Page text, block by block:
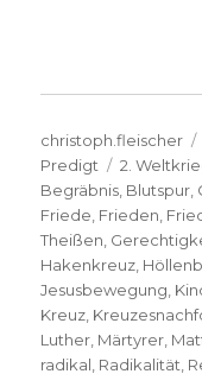
Autor
christoph.fleischer
Predigt
2.
Begräbnis, Blutspur,
Friede, Frieden,
Theißen,
Hakenkreuz,
Jesusbewegung,
Kreuz,
Luther, Märtyrer,
radikal, Radikalität,